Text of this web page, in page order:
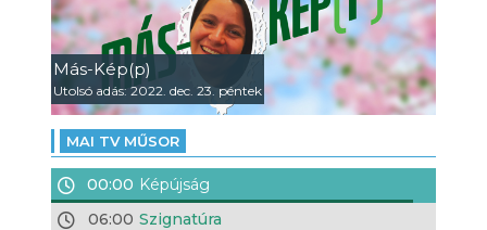
Más-Kép(p)
Utolsó adás: 2022. dec. 23. péntek
MAI TV MŰSOR
00:00 Képújság
06:00 Szignatúra